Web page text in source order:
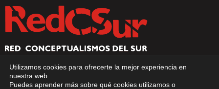
Utilizamos cookies para ofrecerte la mejor experiencia en
nuestra web.
Puedes aprender más sobre qué cookies utilizamos o